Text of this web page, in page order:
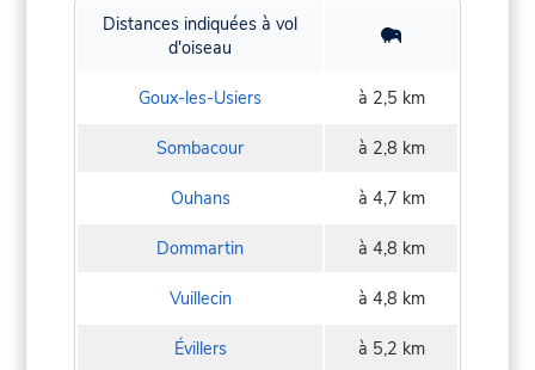
Distances indiquées à vol
d'oiseau
Goux-les-Usiers à 2,5 km
Sombacour à 2,8 km
Ouhans à 4,7 km
Dommartin à 4,8 km
Vuillecin à 4,8 km
Évillers à 5,2 km